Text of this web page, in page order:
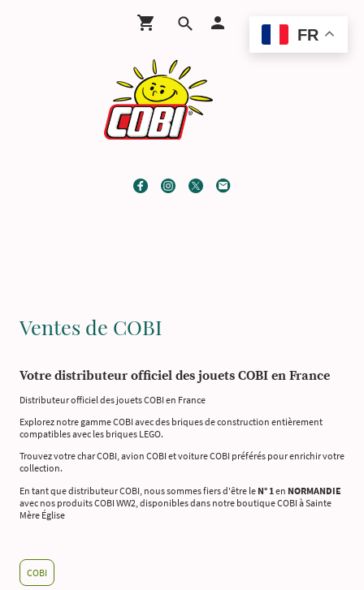
Ventes de COBI
Votre distributeur officiel des jouets COBI en France
Distributeur officiel des jouets COBI en France
Explorez notre gamme COBI avec des briques de construction entièrement
compatibles avec les briques LEGO.
Trouvez votre char COBI, avion COBI et voiture COBI préférés pour enrichir votre
collection.
En tant que distributeur COBI, nous sommes fiers d'être le N° 1 en NORMANDIE
avec nos produits COBI WW2, disponibles dans notre boutique COBI à Sainte
Mère Église
COBI
FR